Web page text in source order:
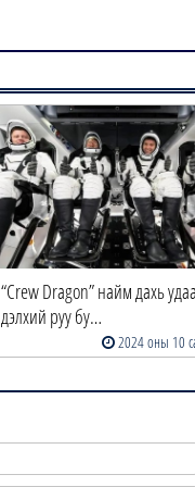
“Crew Dragon” найм дахь
дэлхий руу бу…
2024 оны 10